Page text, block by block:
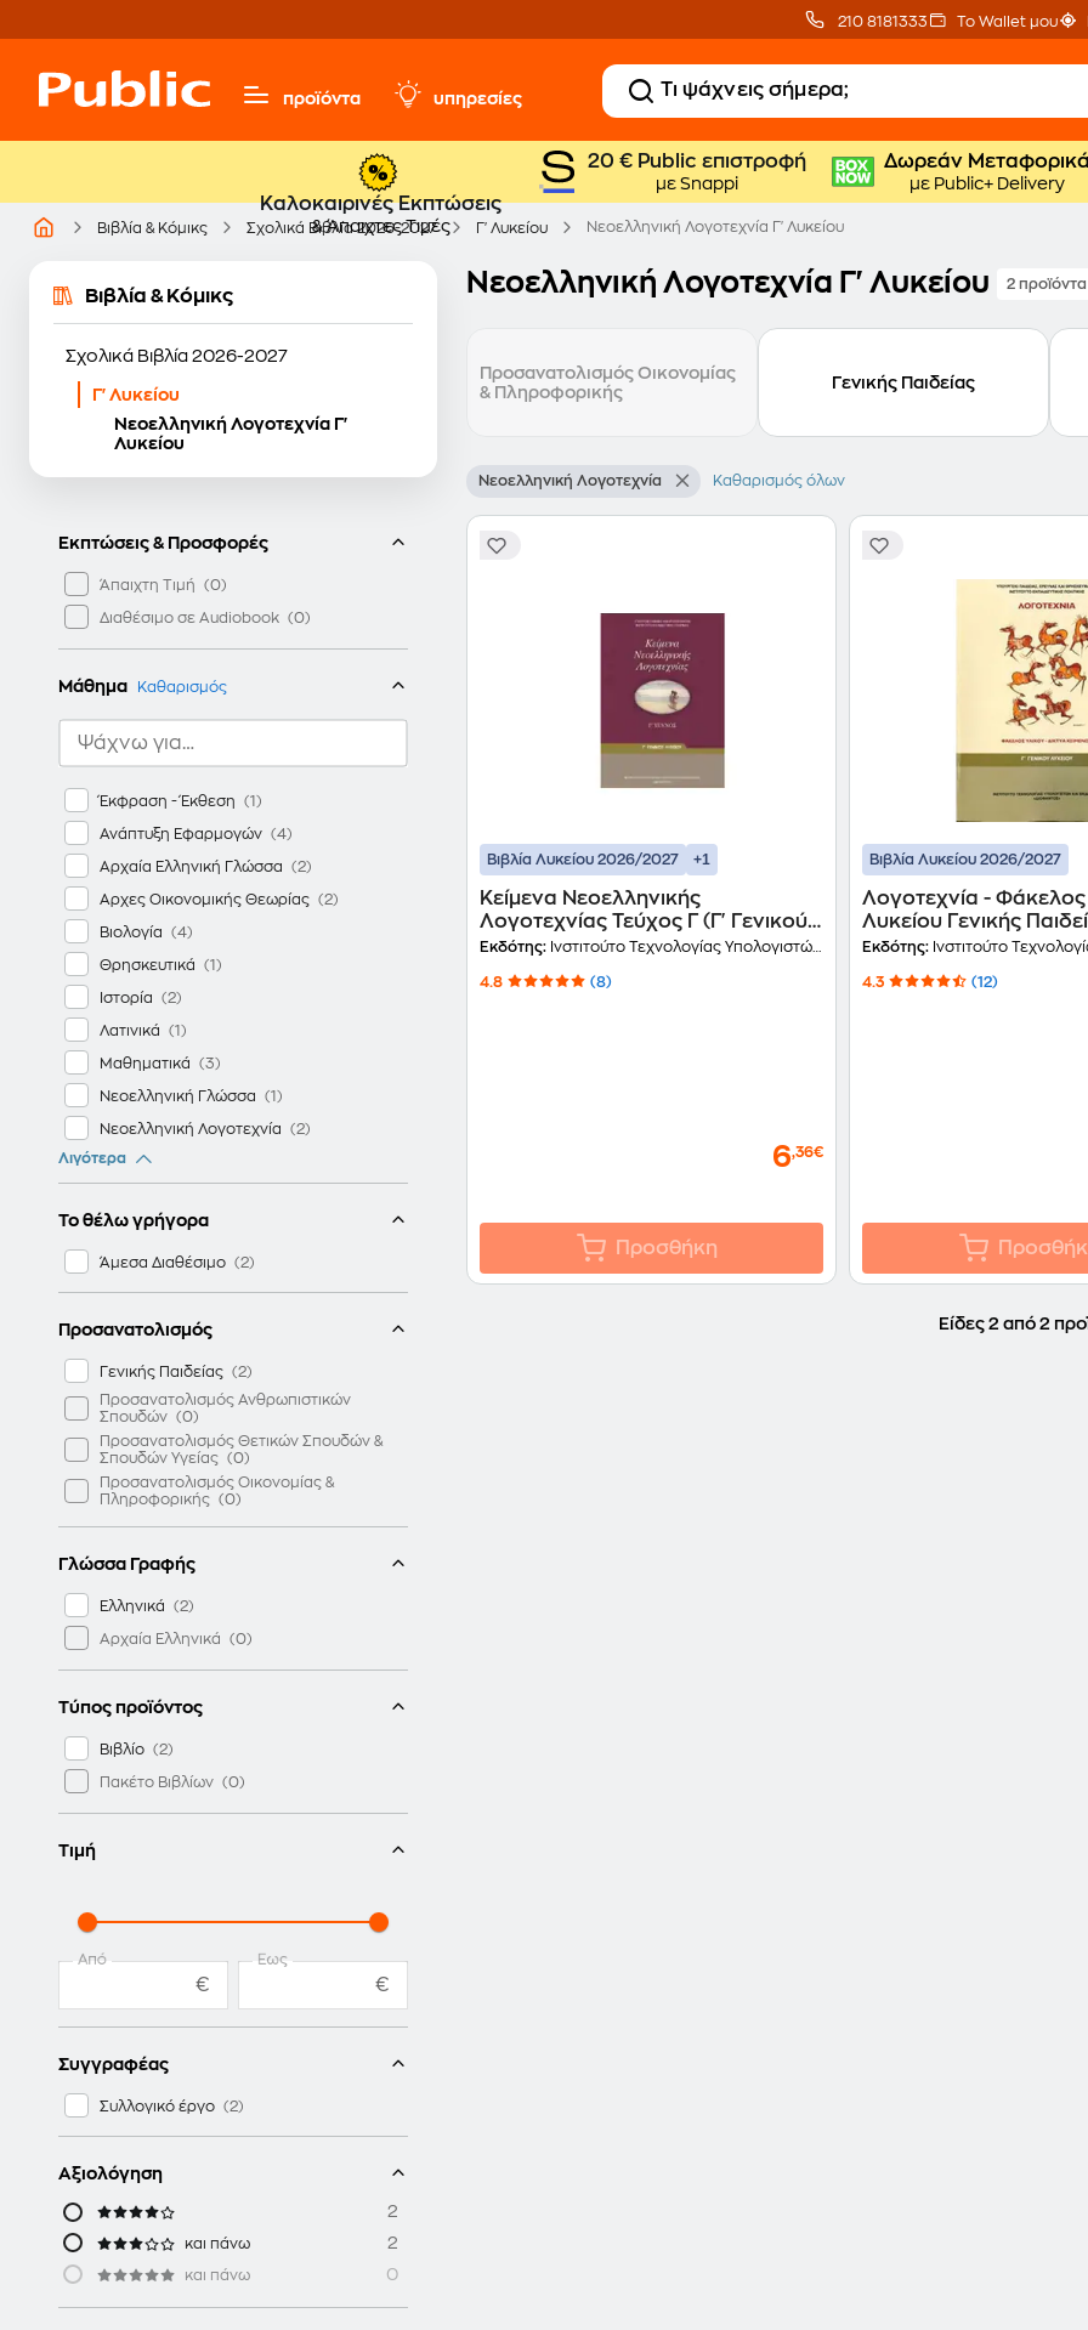
210 8181333 Το Wallet μου
προϊόντα υπηρεσίες
Καλοκαιρινές Εκπτώσεις
& Άπαιχτες Τιμές
20 € Public επιστροφή
με Snappi
Δωρεάν Μεταφορικά
με Public+ Delivery
Βιβλία & Κόμικς Σχολικά Βιβλία 2026-2027 Γ' Λυκείου Νεοελληνική Λογοτεχνία Γ' Λυκείου
Βιβλία & Κόμικς
Σχολικά Βιβλία 2026-2027
Γ' Λυκείου
Νεοελληνική Λογοτεχνία Γ'
Λυκείου
Εκπτώσεις & Προσφορές
Άπαιχτη Τιμή
Διαθέσιμο σε Audiobook
Μάθημα Καθαρισμός
Έκφραση - Έκθεση
Ανάπτυξη Εφαρμογών
Αρχαία Ελληνική Γλώσσα
Αρχες Οικονομικής Θεωρίας
Βιολογία
Θρησκευτικά
Ιστορία
Λατινικά
Μαθηματικά
Νεοελληνική Γλώσσα
Νεοελληνική Λογοτεχνία
Πληροφορική
Χημεία
Λιγότερα
Το θέλω γρήγορα
Άμεσα Διαθέσιμο
Προσανατολισμός
Γενικής Παιδείας
Προσανατολισμός Ανθρωπιστικών
Σπουδών
Προσανατολισμός Θετικών Σπουδών &
Σπουδών Υγείας
Προσανατολισμός Οικονομίας &
Πληροφορικής
Γλώσσα Γραφής
Ελληνικά
Αρχαία Ελληνικά
Τύπος προϊόντος
Βιβλίο
Πακέτο Βιβλίων
Τιμή
Από
€
Έως
€
Συγγραφέας
Συλλογικό έργο
Αξιολόγηση
2
και πάνω 2
και πάνω 0
Νεοελληνική Λογοτεχνία Γ' Λυκείου 2 προϊόντα
Προσανατολισμός Οικονομίας
& Πληροφορικής
Γενικής Παιδείας
Νεοελληνική Λογοτεχνία Καθαρισμός όλων
Βιβλία Λυκείου 2026/2027 +1
Κείμενα Νεοελληνικής
Λογοτεχνίας Τεύχος Γ (Γ' Γενικού
Λυκείου - Γενικής Παιδείας) 22-
Εκδότης: Ινστιτούτο Τεχνολογίας Υπολογιστών και Εκδόσεων Διόφαντος
4.8 (8)
6,36€
Προσθήκη
Βιβλία Λυκείου 2026/2027
Λογοτεχνία - Φάκελος
Λυκείου Γενικής
Εκδότης: Ινστιτούτο Τεχνολογίας
4.3 (12)
Είδες 2 από 2